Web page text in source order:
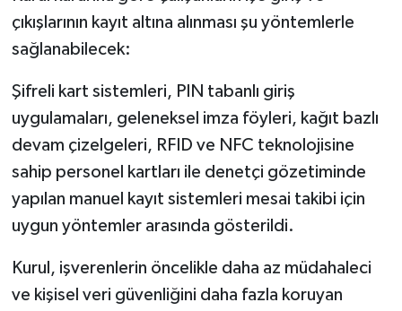
çıkışlarının kayıt altına alınması şu yöntemlerle
sağlanabilecek:
Şifreli kart sistemleri, PIN tabanlı giriş
uygulamaları, geleneksel imza föyleri, kağıt bazlı
devam çizelgeleri, RFID ve NFC teknolojisine
sahip personel kartları ile denetçi gözetiminde
yapılan manuel kayıt sistemleri mesai takibi için
uygun yöntemler arasında gösterildi.
Kurul, işverenlerin öncelikle daha az müdahaleci
ve kişisel veri güvenliğini daha fazla koruyan